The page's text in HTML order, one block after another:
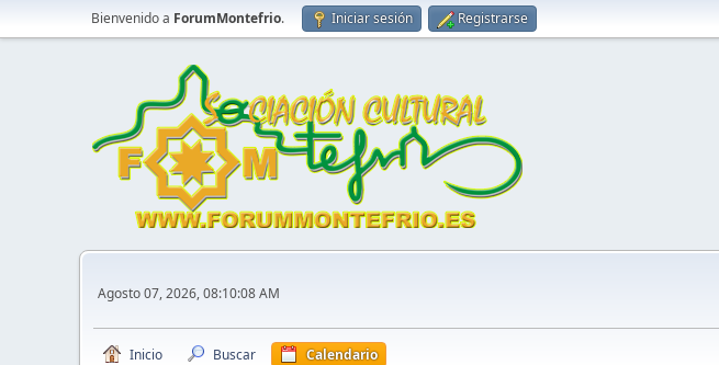
Bienvenido a ForumMontefrio. Iniciar sesión Registrarse
Agosto 07, 2026, 08:10:08 AM
Inicio Buscar Calendario